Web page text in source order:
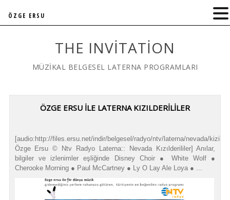
THE INVITATION
MÜZİKAL BELGESEL LATERNA PROGRAMLARI
ÖZGE ERSU İLE LATERNA KIZILDERİLİLER
[audio:http://files.ersu.net/indir/belgesel/radyo/ntv/laterna/nevada/
Özge Ersu © Ntv Radyo Laterna:: Nevada Kızılderililer] Anılar,
bilgiler ve izlenimler eşliğinde Disney Choir ● White Wolf ●
Cherooke Morning ● Paul McCartney ● Ly O Lay Ale Loya ● ...
ÖZGE ERSU